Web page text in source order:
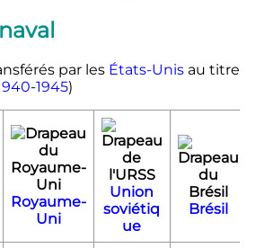
par les États-Unisau titre
-1945)
Royaume-
Uni
Union
soviétiq
ue
Brésil